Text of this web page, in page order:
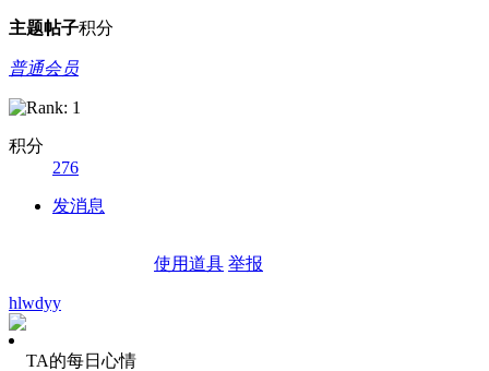
主题帖子积分
普通会员
积分
276
发消息
使用道具 举报
hlwdyy
TA的每日心情